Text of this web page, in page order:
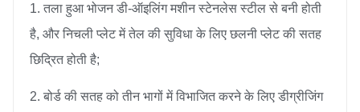
1. तला हुआ भोजन डी-ऑइलिंग मशीन स्टेनलेस स्टील से बनी होती
है, और निचली प्लेट में तेल की सुविधा के लिए छलनी प्लेट की सतह
छिद्रित होती है;
2. बोर्ड की सतह को तीन भागों में विभाजित करने के लिए डीग्रीजिंग